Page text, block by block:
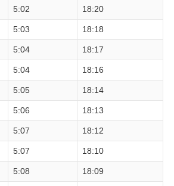
5:02 18:20
5:03 18:18
5:04 18:17
5:04 18:16
5:05 18:14
5:06 18:13
5:07 18:12
5:07 18:10
5:08 18:09